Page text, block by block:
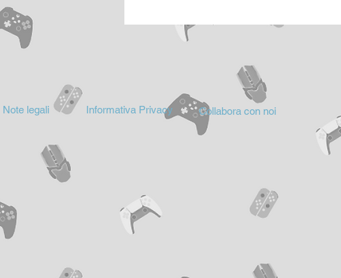
Note legali Informativa Privacy Collabora con noi